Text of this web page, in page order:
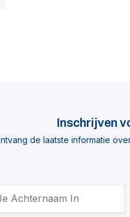
Inschrijven
de laatste informatie